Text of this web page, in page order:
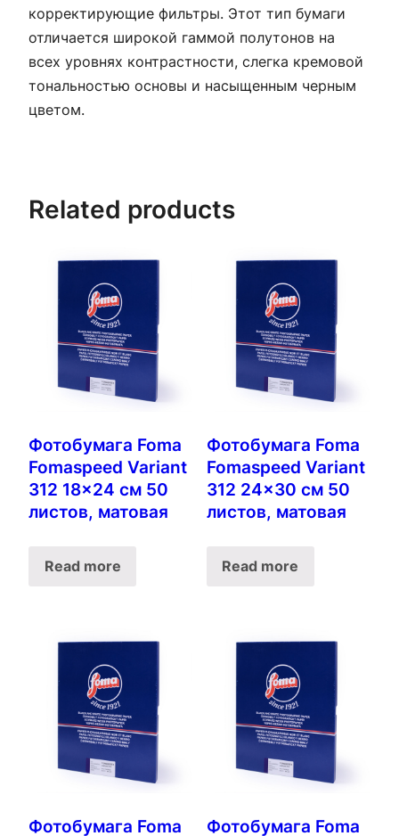
корректирующие фильтры. Этот тип бумаги
отличается широкой гаммой полутонов на
всех уровнях контрастности, слегка кремовой
тональностью основы и насыщенным черным
цветом.
Related products
Фотобумага Foma
Fomaspeed Variant
312 18×24 см 50
листов, матовая
Read more
Фотобумага Foma
Fomaspeed Variant
312 24×30 см 50
листов, матовая
Read more
Фотобумага Foma
Фотобумага Foma